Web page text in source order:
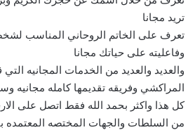
تريد مجانا
تعرف على الخاتم الروحاني المناسب
وفاعليته على حياتك مجانا
والعديد والعديد من الخدمات المجانيه
المراكشي وفريقه تقديمها كامله مجانيه
كل هذا واكثر بحمد الله فقط اتصل على
من السلطات والجهات المختصه المعتمده